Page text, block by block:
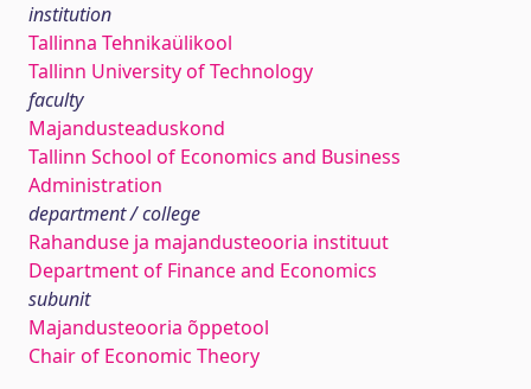
institution
Tallinna Tehnikaülikool
Tallinn University of Technology
faculty
Majandusteaduskond
Tallinn School of Economics and Business
Administration
department / college
Rahanduse ja majandusteooria instituut
Department of Finance and Economics
subunit
Majandusteooria õppetool
Chair of Economic Theory